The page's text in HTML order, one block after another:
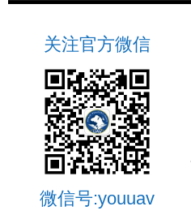
关注官方微信
微信号:youuav